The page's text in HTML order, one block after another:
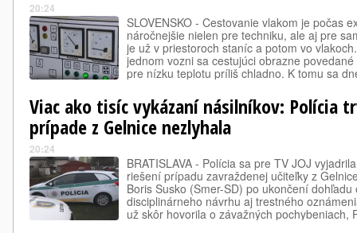
20:24
SLOVENSKO - Cestovanie vlakom je počas
náročnejšie nielen pre techniku, ale aj pre
je už v priestoroch staníc a potom vo
jednom vozni sa cestujúci obrazne
pre nízku teplotu príliš chladno. K tomu sa
Viac ako tisíc vykázaní násilníkov: Polícia
prípade z Gelnice nezlyhala
20:24
BRATISLAVA - Polícia sa pre TV JOJ
riešení prípadu zavraždenej učiteľky z
Boris Susko (Smer-SD) po ukončení
disciplinárneho návrhu aj trestného
už skôr hovorila o závažných pochybeniach,